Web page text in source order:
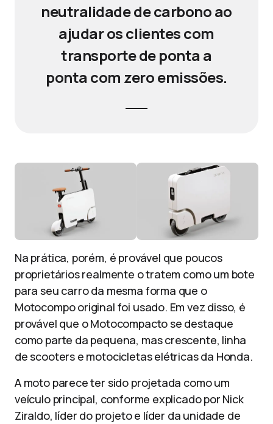
neutralidade de carbono ao
ajudar os clientes com
transporte de ponta a
ponta com zero emissões.
Na prática, porém, é provável que poucos
proprietários realmente o tratem como um bote
para seu carro da mesma forma que o
Motocompo original foi usado. Em vez disso, é
provável que o Motocompacto se destaque
como parte da pequena, mas crescente, linha
de scooters e motocicletas elétricas da Honda.
A moto parece ter sido projetada como um
veículo principal, conforme explicado por Nick
Ziraldo, líder do projeto e líder da unidade de